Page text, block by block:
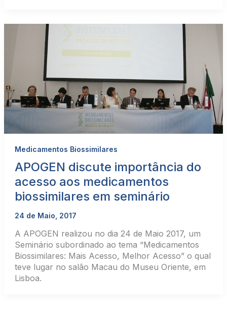
Medicamentos Biossimilares
APOGEN discute importância do
acesso aos medicamentos
biossimilares em seminário
24 de Maio, 2017
A APOGEN realizou no dia 24 de Maio 2017, um
Seminário subordinado ao tema “Medicamentos
Biossimilares: Mais Acesso, Melhor Acesso” o qual
teve lugar no salão Macau do Museu Oriente, em
Lisboa.